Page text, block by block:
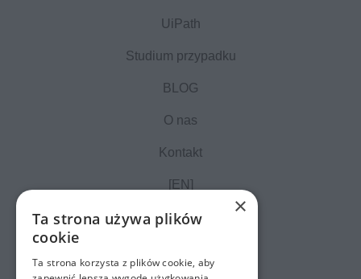
UiPath
Studium przypadku
BLOG
O nas
Kontakt
[EN]
×
Ta strona używa plików
cookie
Ta strona korzysta z plików cookie, aby